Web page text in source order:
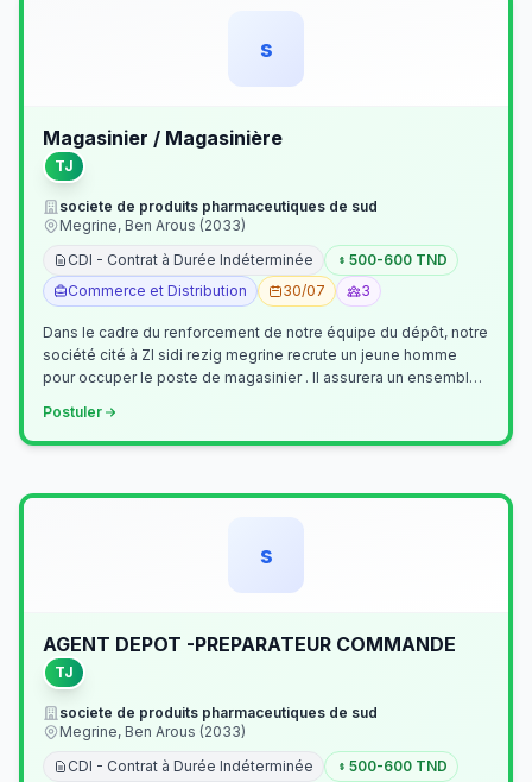
s
Magasinier / Magasinière
TJ
societe de produits pharmaceutiques de sud
Megrine, Ben Arous (2033)
CDI - Contrat à Durée Indéterminée
500-600 TND
Commerce et Distribution
30/07 3
Dans le cadre du renforcement de notre équipe du dépôt, notre
société cité à ZI sidi rezig megrine recrute un jeune homme
pour occuper le poste de magasinier . Il assurera un ensemble
Postuler
s
AGENT DEPOT -PREPARATEUR COMMANDE
TJ
societe de produits pharmaceutiques de sud
Megrine, Ben Arous (2033)
CDI - Contrat à Durée Indéterminée
500-600 TND